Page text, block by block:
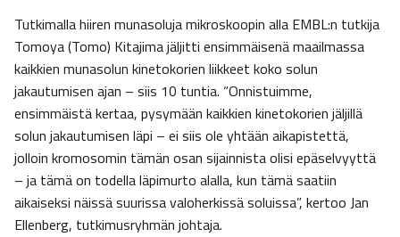
Tutkimalla hiiren munasoluja mikroskoopin alla EMBL:n tutkija
Tomoya (Tomo) Kitajima jäljitti ensimmäisenä maailmassa
kaikkien munasolun kinetokorien liikkeet koko solun
jakautumisen ajan – siis 10 tuntia. “Onnistuimme,
ensimmäistä kertaa, pysymään kaikkien kinetokorien jäljillä
solun jakautumisen läpi – ei siis ole yhtään aikapistettä,
jolloin kromosomin tämän osan sijainnista olisi epäselvyyttä
– ja tämä on todella läpimurto alalla, kun tämä saatiin
aikaiseksi näissä suurissa valoherkissä soluissa”, kertoo Jan
Ellenberg, tutkimusryhmän johtaja.